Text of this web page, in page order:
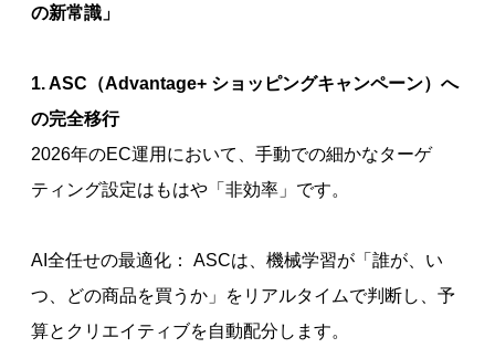
の新常識」
1. ASC（Advantage+ ショッピングキャンペーン）へ
の完全移行
2026年のEC運用において、手動での細かなターゲ
ティング設定はもはや「非効率」です。
AI全任せの最適化： ASCは、機械学習が「誰が、い
つ、どの商品を買うか」をリアルタイムで判断し、予
算とクリエイティブを自動配分します。